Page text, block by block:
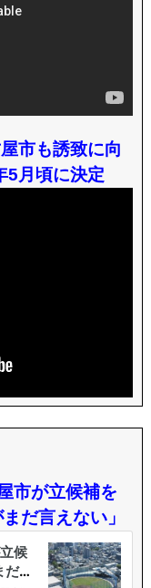
市も誘致に向
5月頃に決定
市が立候補を
だ言えない」